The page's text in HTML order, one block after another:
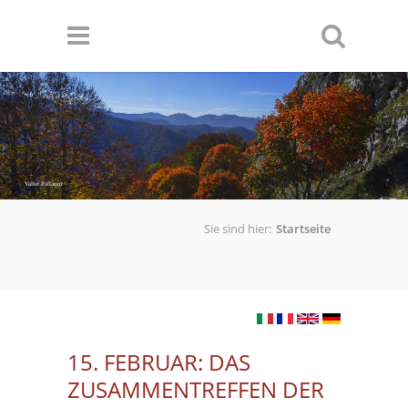
Valter Pallaoro
Sie sind hier: Startseite
15. FEBRUAR: DAS
ZUSAMMENTREFFEN DER